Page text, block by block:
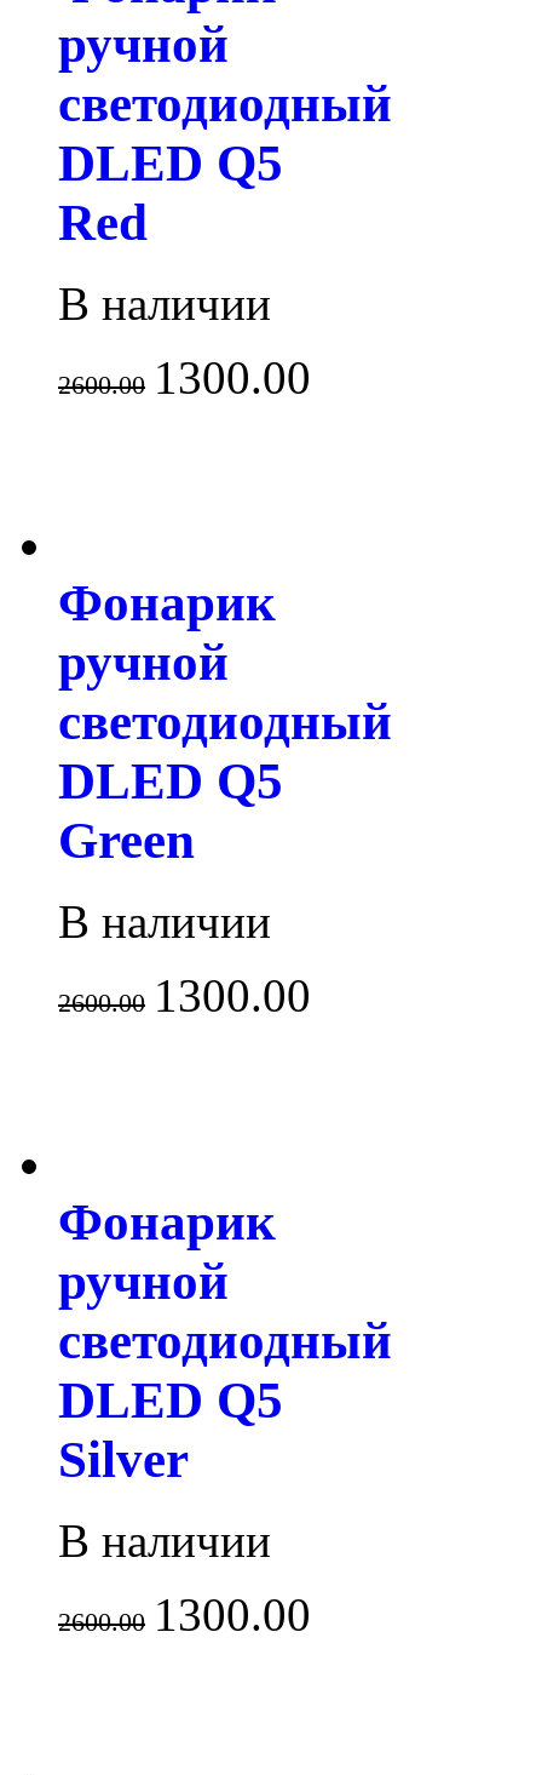
ручной
светодиодный
DLED Q5
Red
В наличии
2600.00 1300.00
Фонарик
ручной
светодиодный
DLED Q5
Green
В наличии
2600.00 1300.00
Фонарик
ручной
светодиодный
DLED Q5
Silver
В наличии
2600.00 1300.00